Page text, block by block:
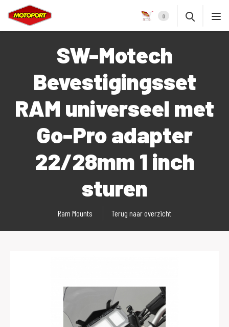
0
SW-Motech
Bevestigingsset
RAM universeel met
Go-Pro adapter
22/28mm 1 inch
sturen
Ram Mounts Terug naar overzicht